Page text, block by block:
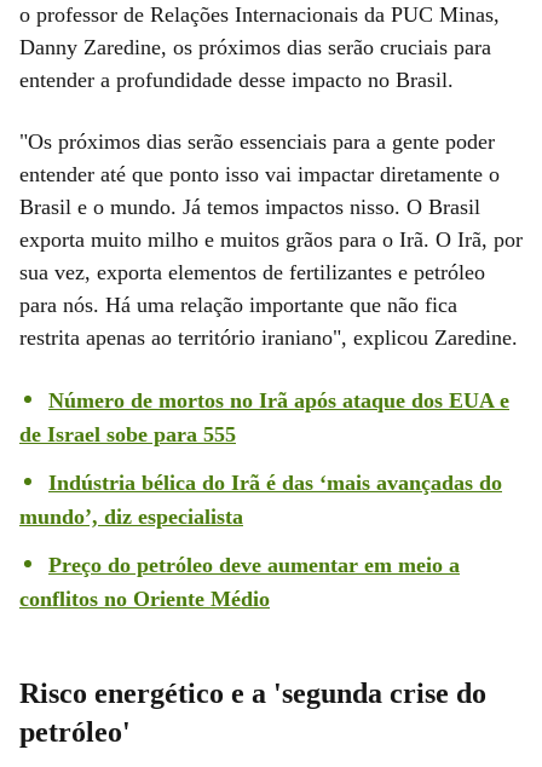
o professor de Relações Internacionais da PUC Minas,
Danny Zaredine, os próximos dias serão cruciais para
entender a profundidade desse impacto no Brasil.
"Os próximos dias serão essenciais para a gente poder
entender até que ponto isso vai impactar diretamente o
Brasil e o mundo. Já temos impactos nisso. O Brasil
exporta muito milho e muitos grãos para o Irã. O Irã, por
sua vez, exporta elementos de fertilizantes e petróleo
para nós. Há uma relação importante que não fica
restrita apenas ao território iraniano", explicou Zaredine.
Número de mortos no Irã após ataque dos EUA e
de Israel sobe para 555
Indústria bélica do Irã é das ‘mais avançadas do
mundo’, diz especialista
Preço do petróleo deve aumentar em meio a
conflitos no Oriente Médio
Risco energético e a 'segunda crise do
petróleo'